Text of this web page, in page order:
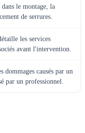
le montage, la
de serrures.
les services
avant l'intervention.
dommages causés par un
par un professionnel.